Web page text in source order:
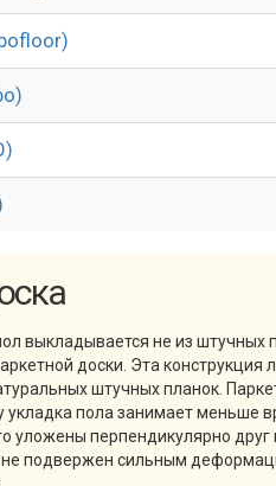
выкладывается не из штучных
доски. Эта конструкция
штучных планок.
пола занимает меньше
уложены перпендикулярно друг
не подвержен сильным